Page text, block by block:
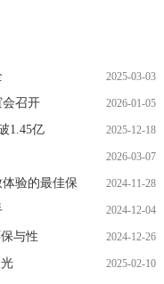
2025-03-03
会召开 2026-01-05
1.45亿 2025-12-18
2026-03-07
验的最佳保 2024-11-28
2024-12-04
与性 2024-12-26
2025-02-10